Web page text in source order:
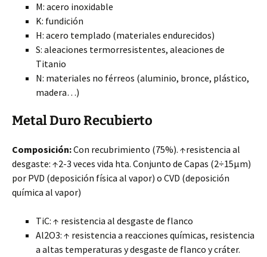
M: acero inoxidable
K: fundición
H: acero templado (materiales endurecidos)
S: aleaciones termorresistentes, aleaciones de
Titanio
N: materiales no férreos (aluminio, bronce, plástico,
madera…)
Metal Duro Recubierto
Composición:Con recubrimiento (75%). ↑resistencia al
desgaste: ↑2-3 veces vida hta. Conjunto de Capas (2÷15μm)
por PVD (deposición física al vapor) o CVD (deposición
química al vapor)
TiC: ↑ resistencia al desgaste de flanco
Al2O3: ↑ resistencia a reacciones químicas, resistencia
a altas temperaturas y desgaste de flanco y cráter.